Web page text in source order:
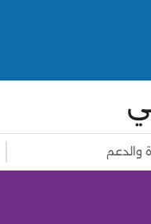
والدعم